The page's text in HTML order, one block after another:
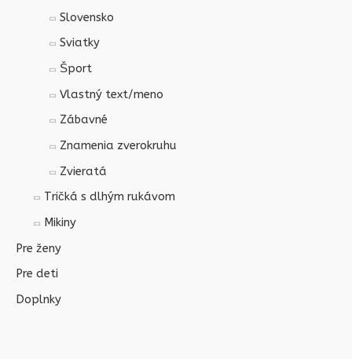
Slovensko
Sviatky
Šport
Vlastný text/meno
Zábavné
Znamenia zverokruhu
Zvieratá
Tričká s dlhým rukávom
Mikiny
Pre ženy
Pre deti
Doplnky